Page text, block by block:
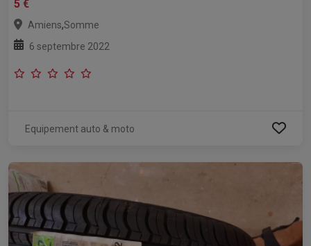
5 €
Amiens,Somme
6 septembre 2022
Equipement auto & moto